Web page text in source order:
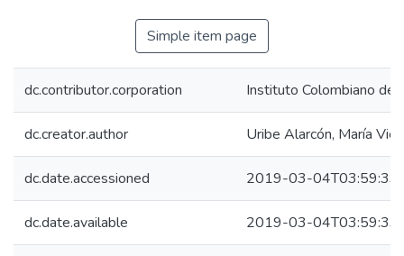
Simple item page
dc.contributor.corporation Instituto Colombiano de
dc.creator.author Uribe Alarcón, María
dc.date.accessioned 2019-03-
dc.date.available 2019-03-